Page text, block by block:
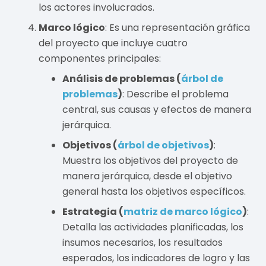
los actores involucrados.
Marco lógico: Es una representación gráfica
del proyecto que incluye cuatro
componentes principales:
Análisis de problemas (árbol de
problemas): Describe el problema
central, sus causas y efectos de manera
jerárquica.
Objetivos (árbol de objetivos):
Muestra los objetivos del proyecto de
manera jerárquica, desde el objetivo
general hasta los objetivos específicos.
Estrategia (matriz de marco lógico):
Detalla las actividades planificadas, los
insumos necesarios, los resultados
esperados, los indicadores de logro y las